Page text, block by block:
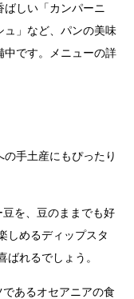
ばしい「カンパーニ
ュ」など、パンの美味
中です。メニューの詳
手土産にもぴったり
を、豆のままでも好
しめるディップスタ
れるでしょう。
であるオセアニアの食